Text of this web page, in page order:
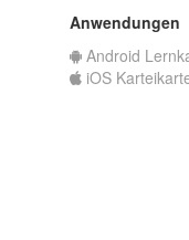
Anwendungen
Android
iOS